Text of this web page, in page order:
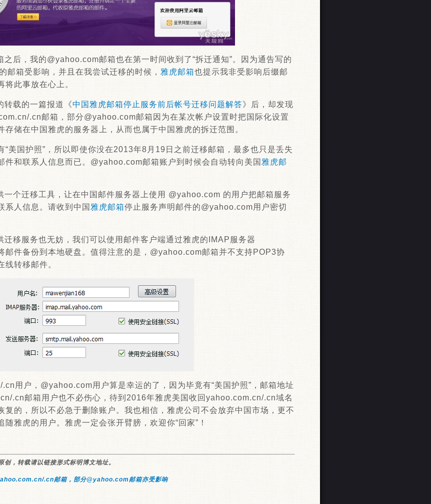
之后，我的@yahoo.com邮箱也在第一时间收到了“拆迁通知”。因为通告写的
邮箱受影响，并且在我尝试迁移的时候， 雅虎邮箱也提示我非受影响后缀邮
将此事放在心上。
转载的一篇报道《中国雅虎邮箱停止服务前后帐号迁移问题解答》后，却发现
.cn邮箱，部分@yahoo.com邮箱因为在某次帐户设置时把国际化设置
存储在中国雅虎的服务器上，从而也属于中国雅虎的拆迁范围。
“美国护照”，所以即使你没在2013年8月19日之前迁移邮箱，最多也只是丢失
件和联系人信息而已。@yahoo.com邮箱账户到时候会自动转向美国 雅虎邮
一个迁移工具，让在中国邮件服务器上使用 @yahoo.com 的用户把邮箱服务
系人信息。请收到中国 雅虎邮箱停止服务声明邮件的@yahoo.com用户密切
迁移服务也无妨，我们可以使用邮件客户端通过雅虎的IMAP服务器
邮件备份到本地硬盘。值得注意的是，@yahoo.com邮箱并不支持POP3协
线转移邮件。
用户，@yahoo.com用户算是幸运的了，因为毕竟有“美国护照”，邮箱地址
.cn邮箱用户也不必伤心，待到2016年雅虎美国收回yahoo.com.cn/.cn域名
复的，所以不必急于删除账户。我也相信，雅虎公司不会放弃中国市场，更不
雅虎的用户。雅虎一定会张开臂膀，欢迎你“回家”！
，转载请以链接形式标明博文地址。
.cn邮箱，部分@yahoo.com邮箱亦受影响